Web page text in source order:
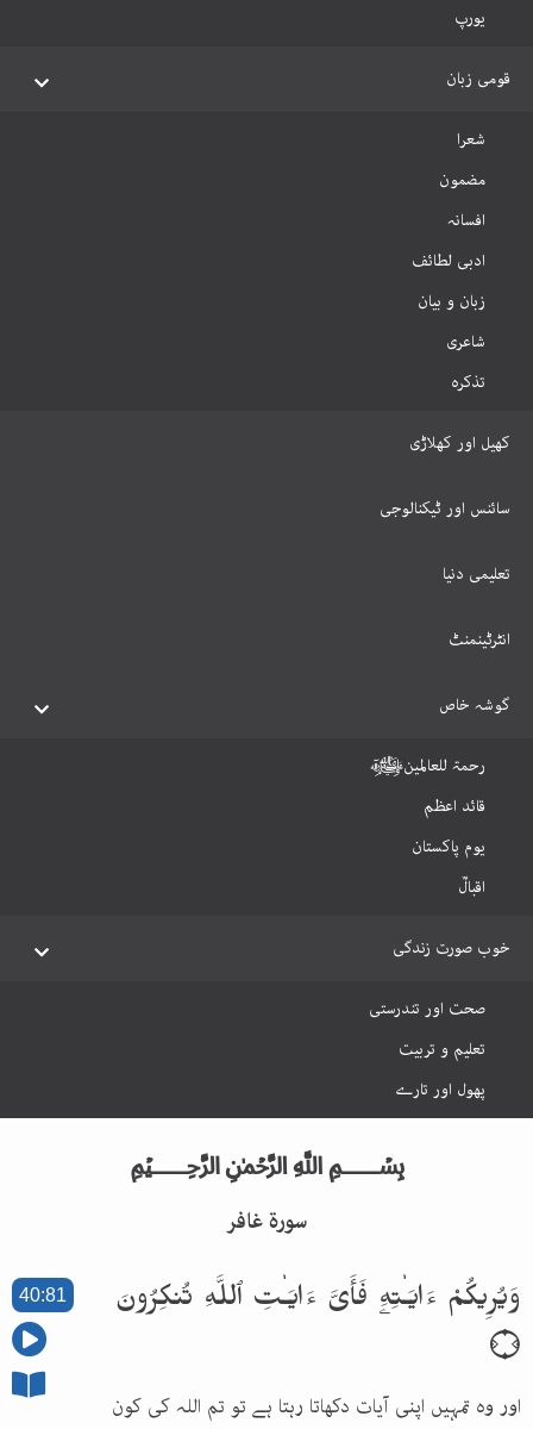
یورپ
قومی زبان
شعرا
مضمون
افسانہ
ادبی لطائف
زبان و بیان
شاعری
تذکرہ
کھیل اور کھلاڑی
سائنس اور ٹیکنالوجی
تعلیمی دنیا
انٹرٹینمنٹ
گوشہ خاص
رحمۃ للعالمینﷺ
قائد اعظم
یوم پاکستان
اقبالؒ
خوب صورت زندگی
صحت اور تندرستی
تعلیم و تربیت
پھول اور تارے
﷽
سورة غافر
وَيُرِيكُمْ ءَايَـٰتِهِۦ فَأَىَّ ءَايَـٰتِ ٱللَّهِ تُنكِرُونَ
۝
اور وہ تمہیں اپنی آیات دکھاتا رہتا ہے تو تم اللہ کی کون
40:81